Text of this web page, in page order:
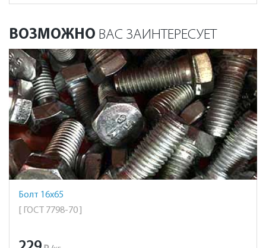
ВОЗМОЖНО ВАС ЗАИНТЕРЕСУЕТ
Болт 16х65
[ ГОСТ 7798-70 ]